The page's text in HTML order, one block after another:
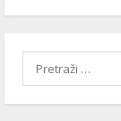
Pretraži: